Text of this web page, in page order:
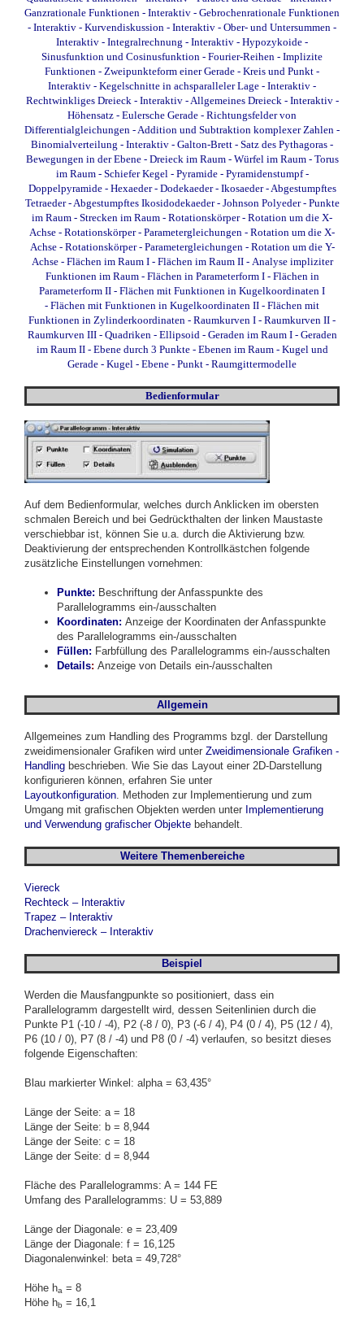
Ganzrationale Funktionen - Interaktiv - Gebrochenrationale Funktionen
- Interaktiv - Kurvendiskussion - Interaktiv - Ober- und Untersummen -
Interaktiv - Integralrechnung - Interaktiv - Hypozykoide -
Sinusfunktion und Cosinusfunktion - Fourier-Reihen - Implizite
Funktionen - Zweipunkteform einer Gerade - Kreis und Punkt -
Interaktiv - Kegelschnitte in achsparalleler Lage - Interaktiv -
Rechtwinkliges Dreieck - Interaktiv- Allgemeines Dreieck - Interaktiv-
Höhensatz - Eulersche Gerade - Richtungsfelder von
Differentialgleichungen - Addition und Subtraktion komplexer Zahlen -
Binomialverteilung - Interaktiv - Galton-Brett - Satz des Pythagoras -
Bewegungen in der Ebene- Dreieck im Raum- Würfel im Raum- Torus
im Raum- Schiefer Kegel - Pyramide- Pyramidenstumpf-
Doppelpyramide- Hexaeder- Dodekaeder- Ikosaeder- Abgestumpftes
Tetraeder- Abgestumpftes Ikosidodekaeder- Johnson Polyeder- Punkte
im Raum - Strecken im Raum - Rotationskörper - Rotation um die X-
Achse - Rotationskörper - Parametergleichungen - Rotation um die X-
Achse- Rotationskörper - Parametergleichungen - Rotation um die Y-
Achse- Flächen im Raum I- Flächen im Raum II- Analyse impliziter
Funktionen im Raum- Flächen in Parameterform I- Flächen in
Parameterform II - Flächen mit Funktionen in Kugelkoordinaten I
- Flächen mit Funktionen in Kugelkoordinaten II - Flächen mit
Funktionen in Zylinderkoordinaten - Raumkurven I - Raumkurven II -
Raumkurven III- Quadriken - Ellipsoid - Geraden im Raum I- Geraden
im Raum II- Ebene durch 3 Punkte- Ebenen im Raum- Kugel und
Gerade - Kugel - Ebene - Punkt - Raumgittermodelle
Bedienformular
Auf dem Bedienformular, welches durch Anklicken im obersten
schmalen Bereich und bei Gedrückthalten der linken Maustaste
verschiebbar ist, können Sie u.a. durch die Aktivierung bzw.
Deaktivierung der entsprechenden Kontrollkästchen folgende
zusätzliche Einstellungen vornehmen:
Punkte: Beschriftung der Anfasspunkte des
Parallelogramms ein-/ausschalten
Koordinaten: Anzeige der Koordinaten der Anfasspunkte
des Parallelogramms ein-/ausschalten
Füllen: Farbfüllung des Parallelogramms ein-/ausschalten
Details: Anzeige von Details ein-/ausschalten
Allgemein
Allgemeines zum Handling des Programms bzgl. der Darstellung
zweidimensionaler Grafiken wird unter Zweidimensionale Grafiken -
Handling beschrieben. Wie Sie das Layout einer 2D-Darstellung
konfigurieren können, erfahren Sie unter
Layoutkonfiguration . Methoden zur Implementierung und zum
Umgang mit grafischen Objekten werden unter Implementierung
und Verwendung grafischer Objekte behandelt.
Weitere Themenbereiche
Viereck
Rechteck – Interaktiv
Trapez – Interaktiv
Drachenviereck – Interaktiv
Beispiel
Werden die Mausfangpunkte so positioniert, dass ein
Parallelogramm dargestellt wird, dessen Seitenlinien durch die
Punkte P1 (-10 / -4), P2 (-8 / 0), P3 (-6 / 4), P4 (0 / 4), P5 (12 / 4),
P6 (10 / 0), P7 (8 / -4) und P8 (0 / -4) verlaufen, so besitzt dieses
folgende Eigenschaften:
Blau markierter Winkel: alpha = 63,435°
Länge der Seite: a = 18
Länge der Seite: b = 8,944
Länge der Seite: c = 18
Länge der Seite: d = 8,944
Fläche des Parallelogramms: A = 144 FE
Umfang des Parallelogramms: U = 53,889
Länge der Diagonale: e = 23,409
Länge der Diagonale: f = 16,125
Diagonalenwinkel: beta = 49,728°
Höhe ha = 8
Höhe hb = 16,1